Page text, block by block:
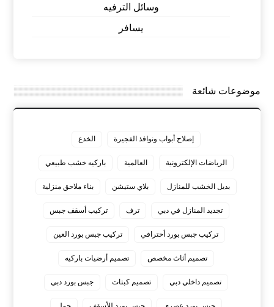
وسائل الترفيه
يسافر
موضوعات شائعة
إصلاح أبواب ونوافذ الفجيرة الخدع
الرياضات الإلكترونية العالمية باركيه خشب طبيعي
بديل الخشب للمنازل بلاي ستيشن بناء ملاحق منزلية
تجديد المنازل في دبي ترف تركيب أسقف جبس
تركيب جبس بورد أحترافي تركيب جبس بورد العين
تصميم أثاث مخصص تصميم أرضيات باركيه
تصميم داخلي دبي تصميم كبتات جبس بورد دبي